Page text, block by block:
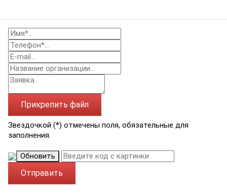
Прикрепить файл
Звездочкой (*) отмечены поля, обязательные для
заполнения.
Обновить
Отправить